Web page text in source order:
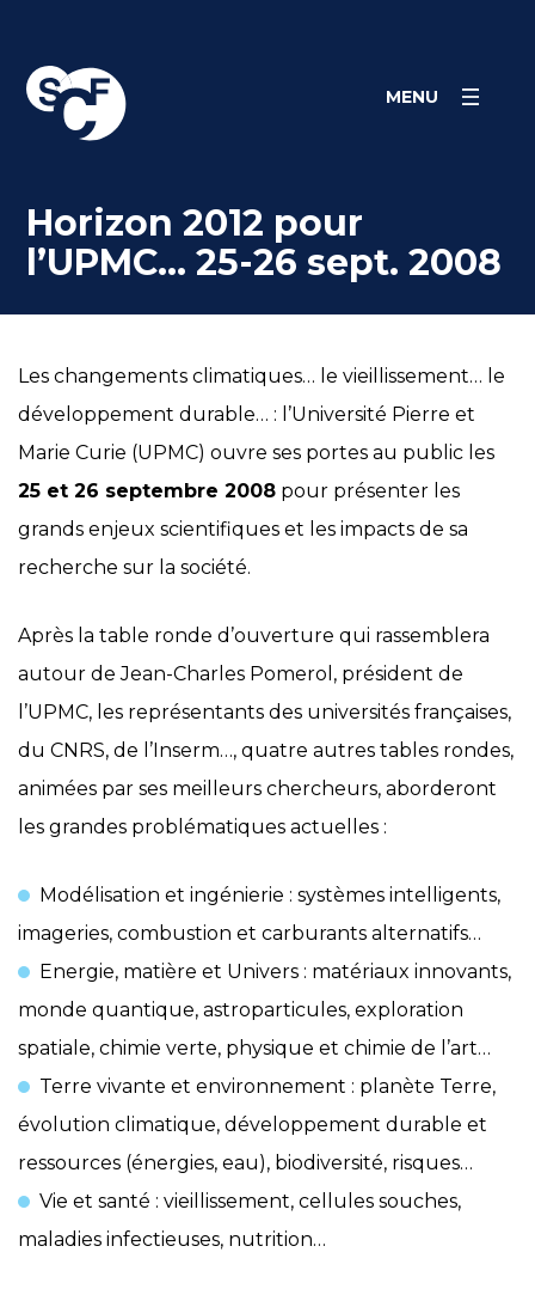
content
MENU
Horizon 2012 pour
l’UPMC… 25-26 sept. 2008
Les changements climatiques… le vieillissement… le
développement durable… : l’Université Pierre et
Marie Curie (UPMC) ouvre ses portes au public les
25 et 26 septembre 2008 pour présenter les
grands enjeux scientifiques et les impacts de sa
recherche sur la société.
Après la table ronde d’ouverture qui rassemblera
autour de Jean-Charles Pomerol, président de
l’UPMC, les représentants des universités françaises,
du CNRS, de l’Inserm…, quatre autres tables rondes,
animées par ses meilleurs chercheurs, aborderont
les grandes problématiques actuelles :
Modélisation et ingénierie : systèmes intelligents,
imageries, combustion et carburants alternatifs…
Energie, matière et Univers : matériaux innovants,
monde quantique, astroparticules, exploration
spatiale, chimie verte, physique et chimie de l’art…
Terre vivante et environnement : planète Terre,
évolution climatique, développement durable et
ressources (énergies, eau), biodiversité, risques…
Vie et santé : vieillissement, cellules souches,
maladies infectieuses, nutrition…